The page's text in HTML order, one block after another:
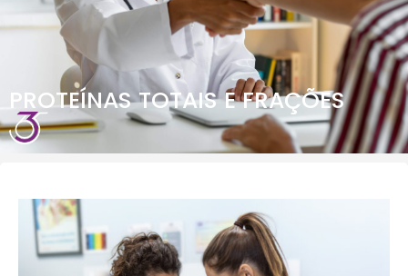
PROTEÍNAS TOTAIS E FRAÇÕES